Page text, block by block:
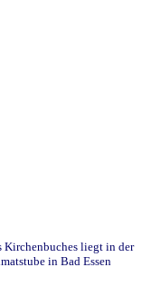
Kirchenbuches liegt in der
in Bad Essen